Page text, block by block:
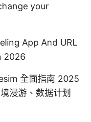
your
App And URL
2026
全面指南 2025
漫游、数据计划